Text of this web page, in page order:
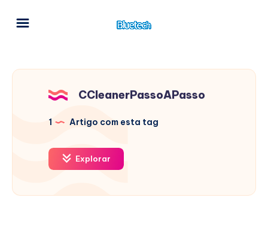
CCleanerPassoAPasso
1 Artigo com esta tag
Explorar